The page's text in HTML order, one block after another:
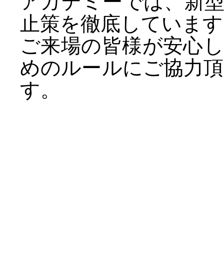
止策を徹底していま
ご来場の皆様が安心
めのルールにご協力
す。